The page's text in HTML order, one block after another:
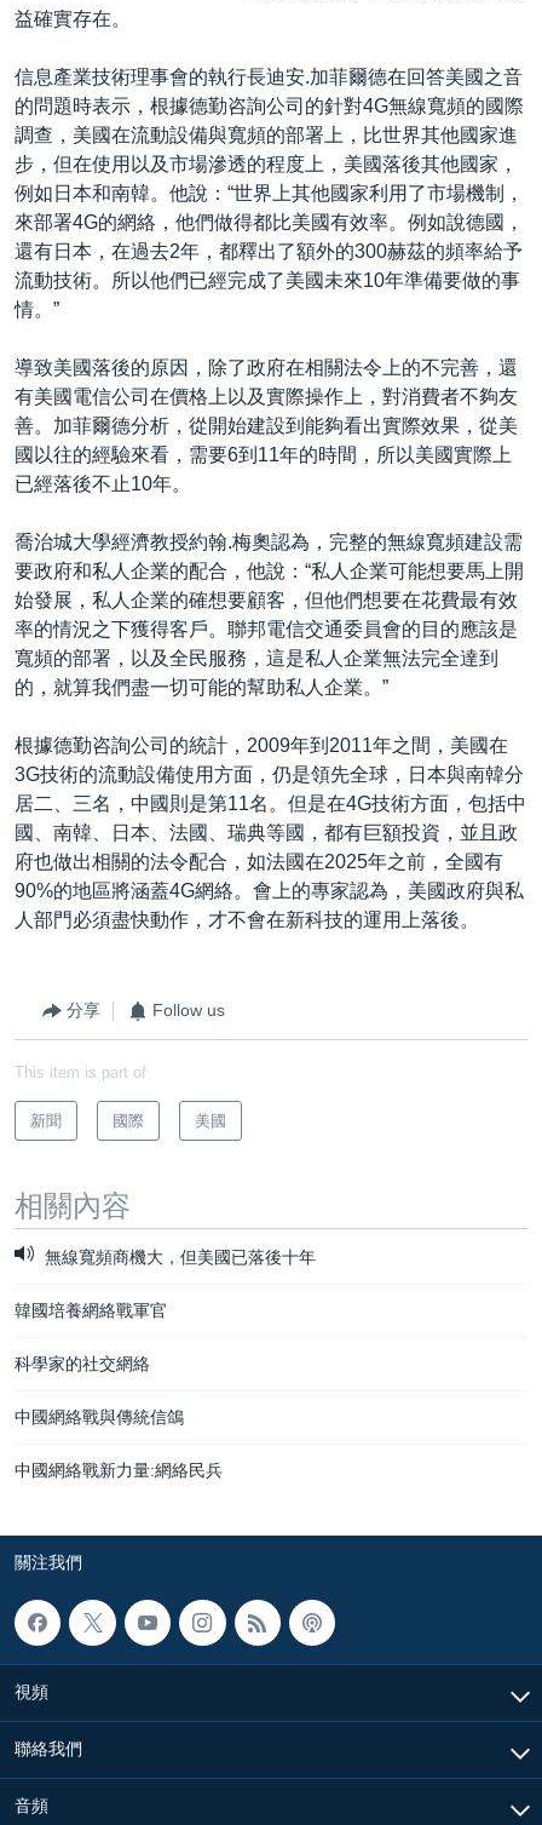
益確實存在。
信息產業技術理事會的執行長迪安.加菲爾德在回答美國之音
的問題時表示，根據德勤咨詢公司的針對4G無線寬頻的國際
調查，美國在流動設備與寬頻的部署上，比世界其他國家進
步，但在使用以及市場滲透的程度上，美國落後其他國家，
例如日本和南韓。他說：“世界上其他國家利用了市場機制，
來部署4G的網絡，他們做得都比美國有效率。例如說德國，
還有日本，在過去2年，都釋出了額外的300赫茲的頻率給予
流動技術。所以他們已經完成了美國未來10年準備要做的事
情。”
導致美國落後的原因，除了政府在相關法令上的不完善，還
有美國電信公司在價格上以及實際操作上，對消費者不夠友
善。加菲爾德分析，從開始建設到能夠看出實際效果，從美
國以往的經驗來看，需要6到11年的時間，所以美國實際上
已經落後不止10年。
喬治城大學經濟教授約翰.梅奧認為，完整的無線寬頻建設需
要政府和私人企業的配合，他說：“私人企業可能想要馬上開
始發展，私人企業的確想要顧客，但他們想要在花費最有效
率的情況之下獲得客戶。聯邦電信交通委員會的目的應該是
寬頻的部署，以及全民服務，這是私人企業無法完全達到
的，就算我們盡一切可能的幫助私人企業。”
根據德勤咨詢公司的統計，2009年到2011年之間，美國在
3G技術的流動設備使用方面，仍是領先全球，日本與南韓分
居二、三名，中國則是第11名。但是在4G技術方面，包括中
國、南韓、日本、法國、瑞典等國，都有巨額投資，並且政
府也做出相關的法令配合，如法國在2025年之前，全國有
90%的地區將涵蓋4G網絡。會上的專家認為，美國政府與私
人部門必須盡快動作，才不會在新科技的運用上落後。
分享 Follow us
This item is part of
新聞 國際 美國
相關內容
無線寬頻商機大，但美國已落後十年
韓國培養網絡戰軍官
科學家的社交網絡
中國網絡戰與傳統信鴿
中國網絡戰新力量:網絡民兵
關注我們
視頻
聯絡我們
音頻